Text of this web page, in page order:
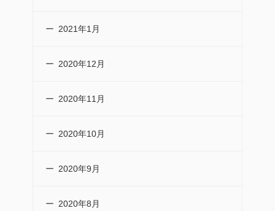
2021年1月
2020年12月
2020年11月
2020年10月
2020年9月
2020年8月